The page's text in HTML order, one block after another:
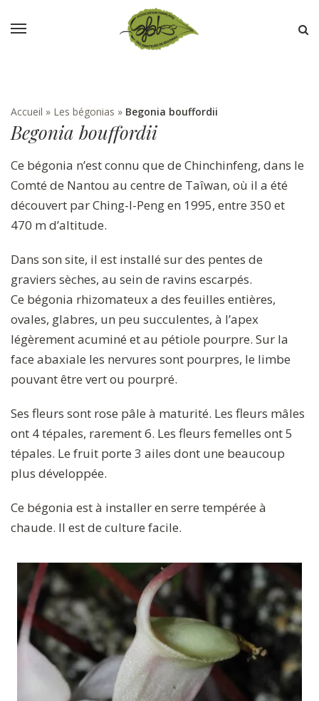
Accueil » Les bégonias » Begonia bouffordii
Begonia bouffordii
Ce bégonia n’est connu que de Chinchinfeng, dans le
Comté de Nantou au centre de Taîwan, où il a été
découvert par Ching-I-Peng en 1995, entre 350 et
470 m d’altitude.
Dans son site, il est installé sur des pentes de
graviers sèches, au sein de ravins escarpés.
Ce bégonia rhizomateux a des feuilles entières,
ovales, glabres, un peu succulentes, à l’apex
légèrement acuminé et au pétiole pourpre. Sur la
face abaxiale les nervures sont pourpres, le limbe
pouvant être vert ou pourpré.
Ses fleurs sont rose pâle à maturité. Les fleurs mâles
ont 4 tépales, rarement 6. Les fleurs femelles ont 5
tépales. Le fruit porte 3 ailes dont une beaucoup
plus développée.
Ce bégonia est à installer en serre tempérée à
chaude. Il est de culture facile.